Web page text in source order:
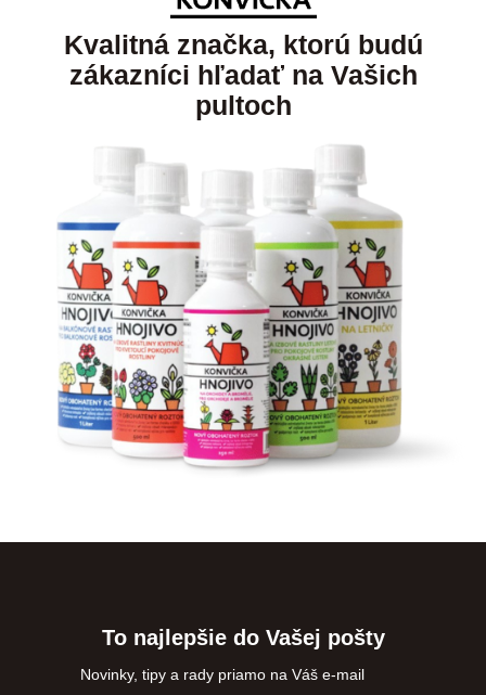
Kvalitná značka, ktorú budú
zákazníci hľadať na Vašich
pultoch
To najlepšie do Vašej pošty
Novinky, tipy a rady priamo na Váš e-mail